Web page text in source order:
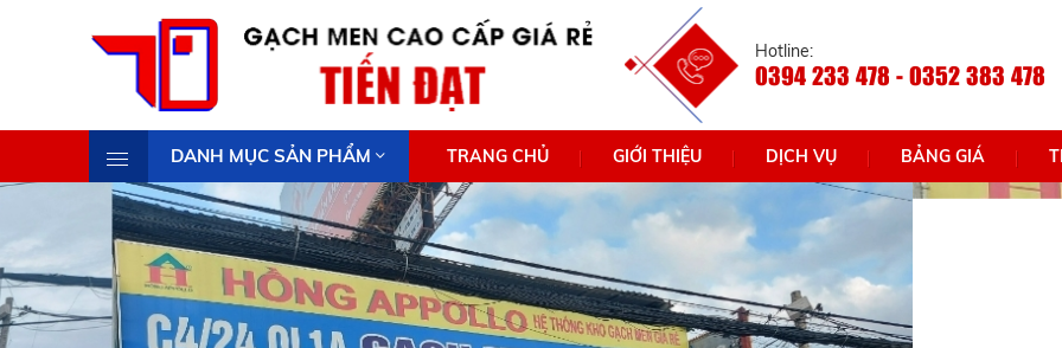
Hotline:
0394 233 478 - 0352 383 478
DANH MỤC SẢN PHẨM TRANG CHỦ GIỚI THIỆU DỊCH VỤ BẢNG GIÁ